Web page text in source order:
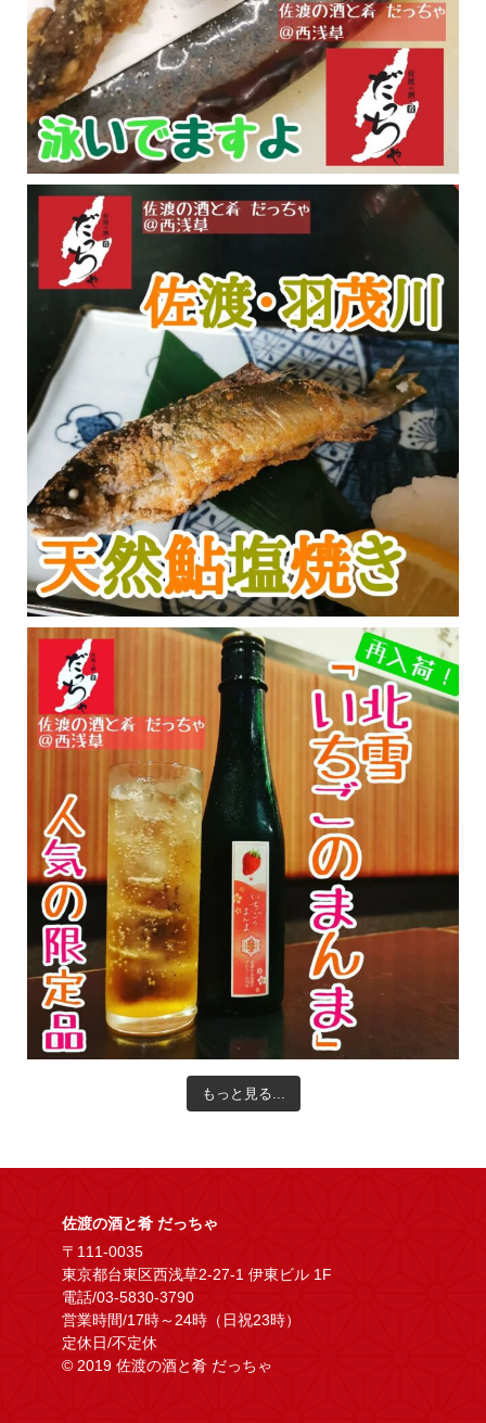
もっと見る...
佐渡の酒と肴 だっちゃ
〒111-0035
東京都台東区西浅草2-27-1 伊東ビル 1F
電話/03-5830-3790
営業時間/17時～24時（日祝23時）
定休日/不定休
© 2019 佐渡の酒と肴 だっちゃ